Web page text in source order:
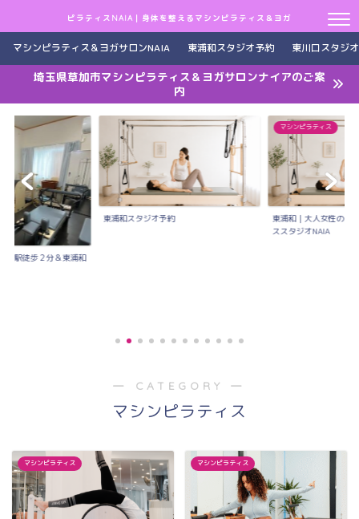
ピラティスNAIA｜身体を整えるマシンピラティス＆ヨガ
マシンピラティス＆ヨガサロンNAIA 東浦和スタジオ予約 東川口スタジ
埼玉県草加市マシンピラティス＆ヨガサロンナイアのご案
内
口駅徒歩２分＆東浦和
東浦和スタジオ予約
マシンピラティス
東浦和｜大人女性のた
ススタジオNAIA
― CATEGORY ―
マシンピラティス
マシンピラティス マシンピラティス